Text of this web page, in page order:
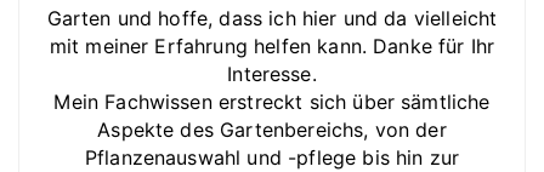
Garten und hoffe, dass ich hier und da vielleicht
mit meiner Erfahrung helfen kann. Danke für Ihr
Interesse.
Mein Fachwissen erstreckt sich über sämtliche
Aspekte des Gartenbereichs, von der
Pflanzenauswahl und -pflege bis hin zur